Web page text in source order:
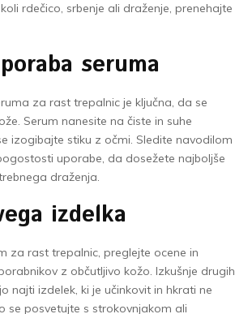
rdečico, srbenje ali draženje, prenehajte
seruma
za rast trepalnic je ključna, da se
Serum nanesite na čiste in suhe
izogibajte stiku z očmi. Sledite navodilom
uporabe, da dosežete najboljše
draženja.
izdelka
za rast trepalnic, preglejte ocene in
z občutljivo kožo. Izkušnje drugih
najti izdelek, ki je učinkovit in hkrati ne
se posvetujte s strokovnjakom ali